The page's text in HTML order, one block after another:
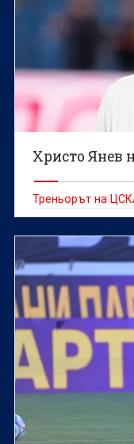
Христо Янев
Треньорът на